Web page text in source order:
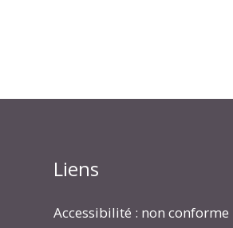
Liens
Accessibilité : non conforme